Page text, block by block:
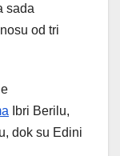
sada
od tri
Ibri Berilu,
dok su Edini